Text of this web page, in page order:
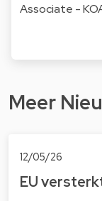
Associate -
Meer
12/05/26
EU